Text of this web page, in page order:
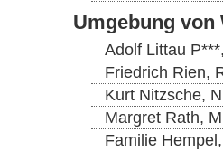
Umgebung von
Adolf Littau
Friedrich Rien,
Kurt Nitzsche,
Margret Rath,
Familie